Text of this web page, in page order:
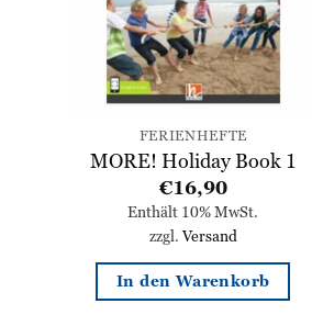
FERIENHEFTE
MORE! Holiday Book 1
€16,90
Enthält 10% MwSt.
zzgl.Versand
In den Warenkorb